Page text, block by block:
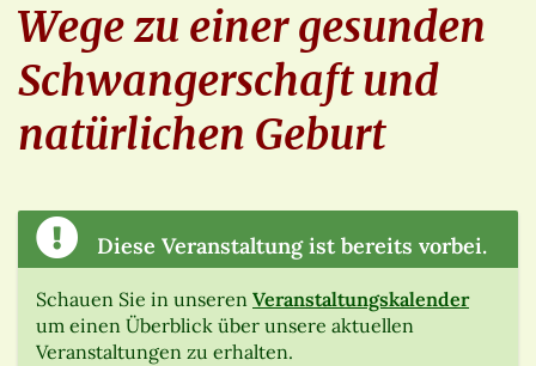
Wege zu einer gesunden
Schwangerschaft und
natürlichen Geburt
Diese Veranstaltung ist bereits vorbei.
Schauen Sie in unseren Veranstaltungskalender
um einen Überblick über unsere aktuellen
Veranstaltungen zu erhalten.